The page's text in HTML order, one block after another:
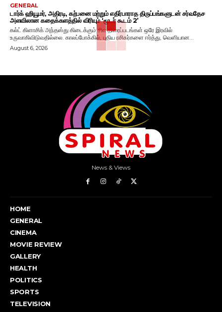
GENERAL
டார்க் ஹியூமர், அதிரடி, கற்பனை மற்றும் எதிர்பாராத திருப்பங்களுடன் சர்வதேச
அளவிலான கதைக்களத்தில் விரியும் ‘மூடர் கூடம் 2’
கல்ட் கிளாசிக் அந்தஸ்து கிடைக்கும் சில திரைப்படங்கள் ஒரே இரவில்
உருவாகிவிடுவதில்லை. காலப்போக்கில், புதிய ரசிகர்களை ஈர்த்து, வெளியான...
August 6, 2026
News & Views
HOME
GENERAL
CINEMA
MOVIE REVIEW
GALLERY
HEALTH
POLITICS
SPORTS
TELEVISION